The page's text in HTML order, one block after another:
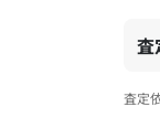
査
査定